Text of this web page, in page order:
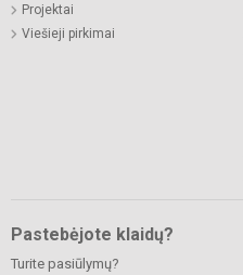
Projektai
Viešieji pirkimai
Pastebėjote klaidų?
Turite pasiūlymų?